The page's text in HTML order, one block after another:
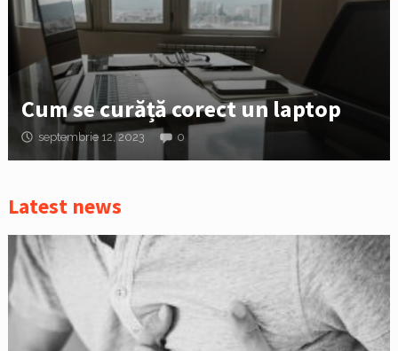
Cum se curăță corect un laptop
septembrie 12, 2023 0
Latest news